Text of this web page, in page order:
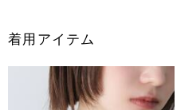
着用アイテム